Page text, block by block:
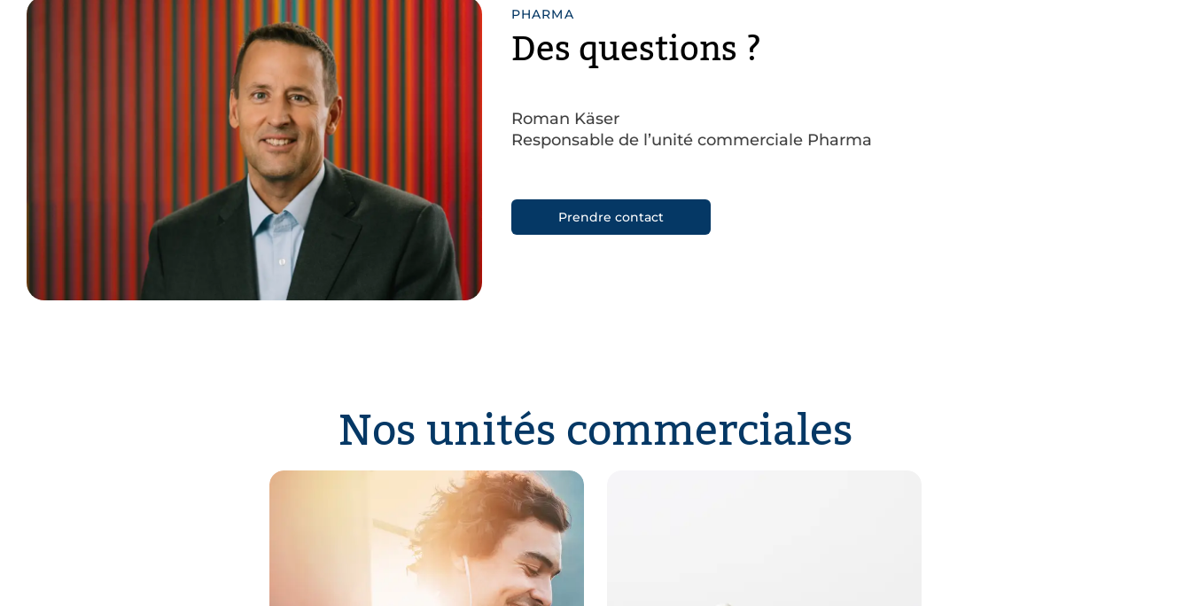
PHARMA
Des questions ?
Roman Käser
Responsable de l’unité commerciale Pharma
Prendre contact
Nos unités commerciales